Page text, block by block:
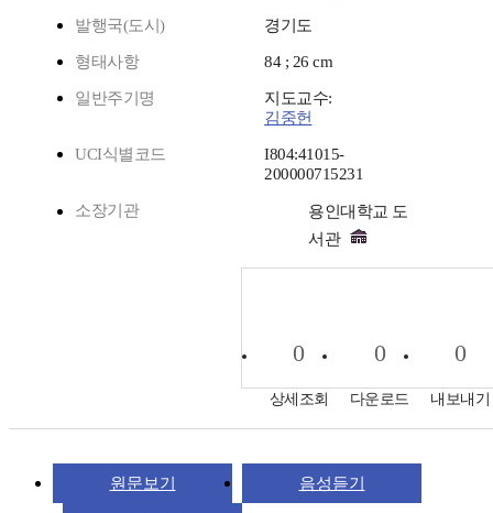
발행국(도시) 경기도
형태사항 84 ; 26 cm
일반주기명
지도교수:
김중헌
UCI식별코드
I804:41015-
200000715231
소장기관
용인대학교 도
서관
0
상세조회
0
다운로드
0
내보내기
원문보기 음성듣기